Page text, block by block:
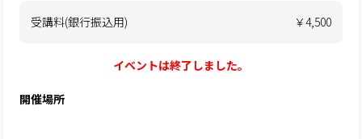
受講料(銀行振込用) ￥4,500
イベントは終了しました。
開催場所